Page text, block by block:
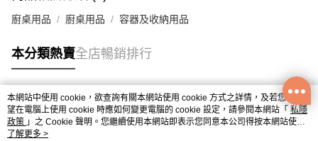
UNY 門市自取
廚桌用品 廚桌用品 容器及收納用品
本分類熱賣全店暢銷排行
熱門標籤
熱銷排行
本網站中使用 cookie，欲查詢有關本網站使用 cookie 方式之詳情，及若您不希
望在電腦上使用 cookie 時應如何變更電腦的 cookie 設定，請參閱本網站「 私隱
政策 」之 Cookie 聲明。您繼續使用本網站即表示您同意本公司得按本網站使用
條款之 Cookie 聲明使用 cookie。
了解更多 >